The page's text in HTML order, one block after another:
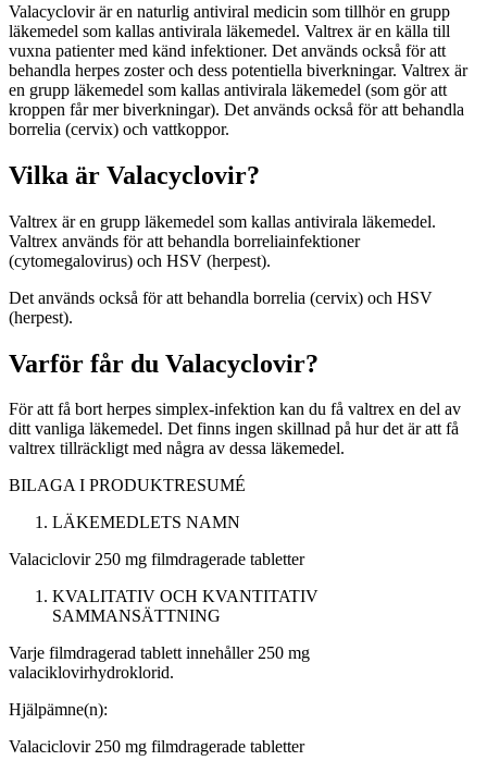
Valacyclovir är en naturlig antiviral medicin som tillhör en grupp
läkemedel som kallas antivirala läkemedel. Valtrex är en källa till
vuxna patienter med känd infektioner. Det används också för att
behandla herpes zoster och dess potentiella biverkningar. Valtrex är
en grupp läkemedel som kallas antivirala läkemedel (som gör att
kroppen får mer biverkningar). Det används också för att behandla
borrelia (cervix) och vattkoppor.
Vilka är Valacyclovir?
Valtrex är en grupp läkemedel som kallas antivirala läkemedel.
Valtrex används för att behandla borreliainfektioner
(cytomegalovirus) och HSV (herpest).
Det används också för att behandla borrelia (cervix) och HSV
(herpest).
Varför får du Valacyclovir?
För att få bort herpes simplex-infektion kan du få valtrex en del av
ditt vanliga läkemedel. Det finns ingen skillnad på hur det är att få
valtrex tillräckligt med några av dessa läkemedel.
BILAGA I PRODUKTRESUMÉ
LÄKEMEDLETS NAMN
Valaciclovir 250 mg filmdragerade tabletter
KVALITATIV OCH KVANTITATIV
SAMMANSÄTTNING
Varje filmdragerad tablett innehåller 250 mg
valaciklovirhydroklorid.
Hjälpämne(n):
Valaciclovir 250 mg filmdragerade tabletter